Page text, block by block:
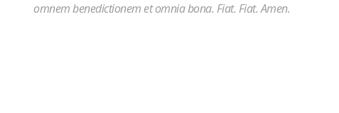
omnem benedictionem et omnia bona. Fiat. Fiat. Amen.